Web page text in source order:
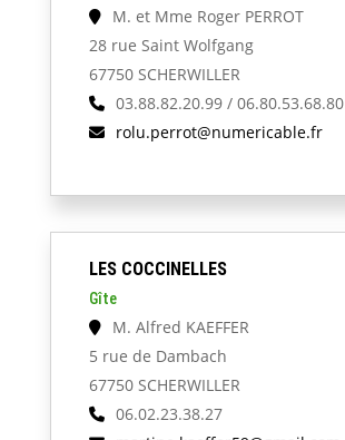
M. et Mme Roger PERROT
28 rue Saint Wolfgang
67750 SCHERWILLER
03.88.82.20.99 / 06.80.53.68.80
rolu.perrot@numericable.fr
LES COCCINELLES
Gîte
M. Alfred KAEFFER
5 rue de Dambach
67750 SCHERWILLER
06.02.23.38.27